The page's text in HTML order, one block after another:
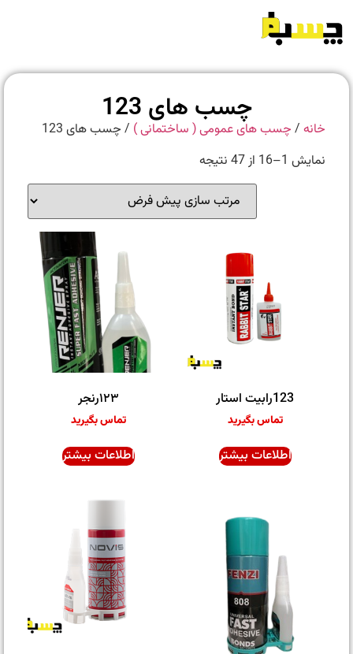
چسب های 123
خانه/چسب های عمومی ( ساختمانی )/ چسب های 123
نمایش 1–16 از 47 نتیجه
123رابیت استار
تماس بگیرید
اطلاعات بیشتر
۱۲۳رنجر
تماس بگیرید
اطلاعات بیشتر